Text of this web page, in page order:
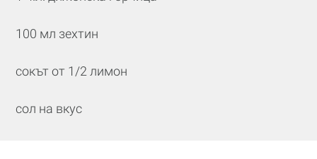
100 мл зехтин
сокът от 1/2 лимон
сол на вкус